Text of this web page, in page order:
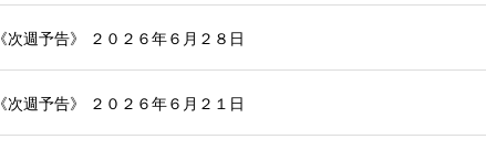
《次週予告》 ２０２６年６月２８日
《次週予告》 ２０２６年６月２１日